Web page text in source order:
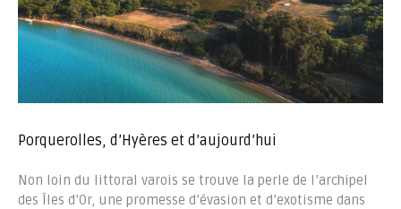
Porquerolles, d’Hyères et d’aujourd’hui
Non loin du littoral varois se trouve la perle de l’archipel
des Îles d’Or, une promesse d’évasion et d’exotisme dans